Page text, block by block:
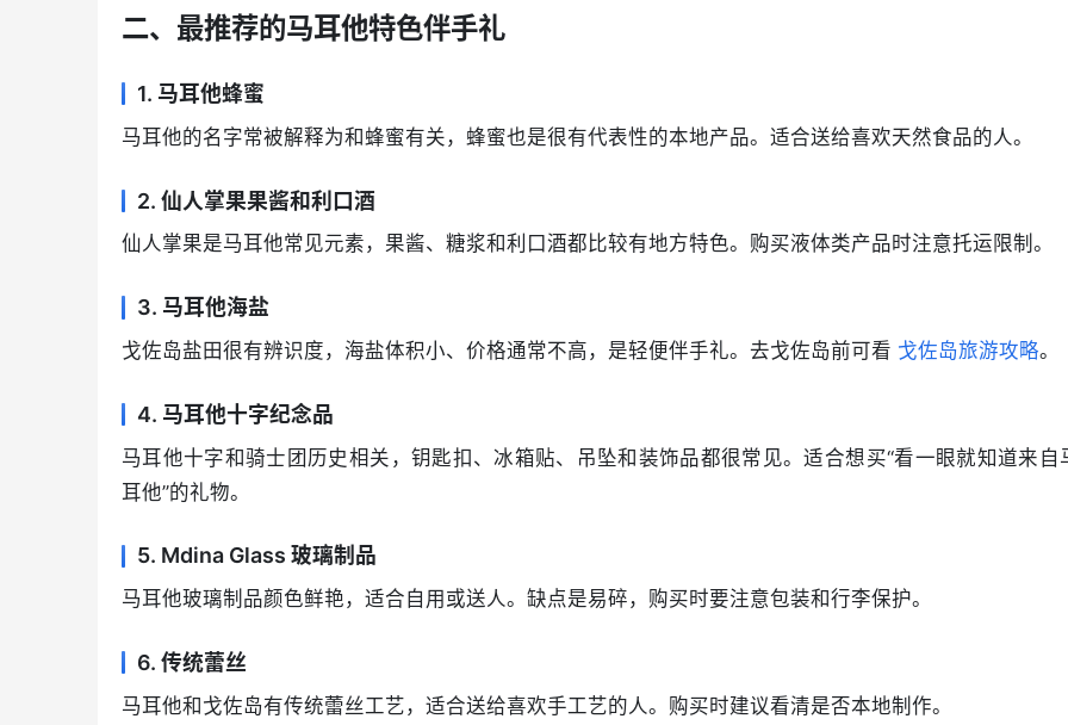
二、最推荐的马耳他特色伴手礼
1. 马耳他蜂蜜
马耳他的名字常被解释为和蜂蜜有关，蜂蜜也是很有代表性的本地产品。适合送给喜欢天然食品的人。
2. 仙人掌果果酱和利口酒
仙人掌果是马耳他常见元素，果酱、糖浆和利口酒都比较有地方特色。购买液体类产品时注意托运限制。
3. 马耳他海盐
戈佐岛盐田很有辨识度，海盐体积小、价格通常不高，是轻便伴手礼。去戈佐岛前可看 戈佐岛旅游攻略。
4. 马耳他十字纪念品
马耳他十字和骑士团历史相关，钥匙扣、冰箱贴、吊坠和装饰品都很常见。适合想买“看一眼就知道来自
耳他”的礼物。
5. Mdina Glass 玻璃制品
马耳他玻璃制品颜色鲜艳，适合自用或送人。缺点是易碎，购买时要注意包装和行李保护。
6. 传统蕾丝
马耳他和戈佐岛有传统蕾丝工艺，适合送给喜欢手工艺的人。购买时建议看清是否本地制作。